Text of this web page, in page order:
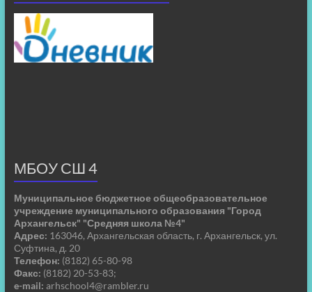
МБОУ СШ 4
Муниципальное бюджетное общеобразовательное
учреждение муниципального образования "Город
Архангельск" "Средняя школа №4"
Адрес: 163046, Архангельская область, г. Архангельск, ул.
Суфтина, д. 20
Телефон: (8182) 65-80-98
Факс: (8182) 20-53-83;
e-mail: arhschool4@rambler.ru